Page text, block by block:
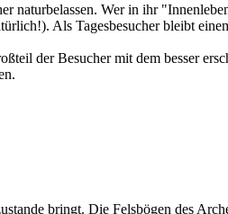
naturbelassen. Wer in ihr
Als Tagesbesucher bleibt
der Besucher mit dem besser
bringt. Die Felsbögen des